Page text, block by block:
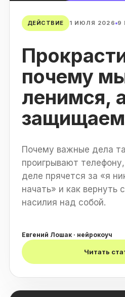
ДЕЙСТВИЕ 1 ИЮЛЯ 2026 9
почему
ленимся,
Почему важные дела
проигрывают
деле прячется за «я
начать» и как вернуть
насилия над собой.
Евгений Лошак · нейрокоуч
Читать